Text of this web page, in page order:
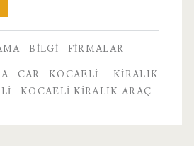
Car
BILGI FIRMALAR
CAR KOCAELI
KIRALIK
KOCAELI KIRALIK ARAÇ